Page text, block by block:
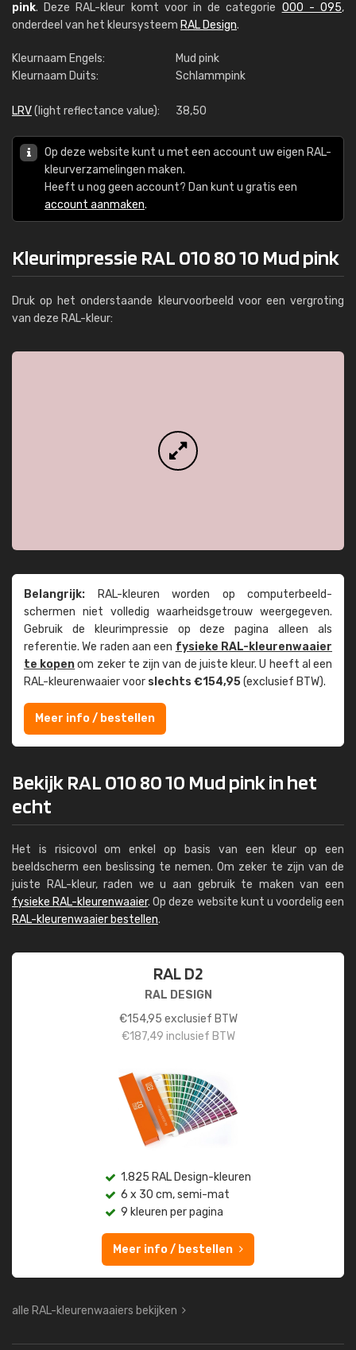
pink. Deze RAL-kleur komt voor in de categorie 000 - 095,
onderdeel van het kleursysteem RAL Design.
Kleurnaam Engels:
Mud pink
Kleurnaam Duits:
Schlammpink
LRV(light reflectance value): 38,50
Op deze website kunt u met een account uw eigen RAL-
kleurverzamelingen maken.
Heeft u nog geen account? Dan kunt u gratis een
account aanmaken.
Kleurimpressie RAL 010 80 10 Mud pink
Druk op het onderstaande kleurvoorbeeld voor een vergroting
van deze RAL-kleur:
Belangrijk: RAL-kleuren worden op computer­beeld­
schermen niet volledig waarheids­­getrouw weer­gegeven.
Gebruik de kleur­impressie op deze pagina alleen als
referentie. We raden aan een fysieke RAL-kleuren­waaier
te kopenom zeker te zijn van de juiste kleur. U heeft al een
RAL-kleuren­waaier voor slechts €154,95(exclusief BTW).
Meer info / bestellen
Bekijk RAL 010 80 10 Mud pink in het
echt
Het is risicovol om enkel op basis van een kleur op een
beeldscherm een beslissing te nemen. Om zeker te zijn van de
juiste RAL-kleur, raden we u aan gebruik te maken van een
fysieke RAL-kleurenwaaier. Op deze website kunt u voordelig een
RAL-kleurenwaaier bestellen.
RAL D2
RAL DESIGN
€154,95 exclusief BTW
€187,49 inclusief BTW
1.825 RAL Design-kleuren
6 x 30 cm, semi-mat
9 kleuren per pagina
Meer info / bestellen
alle RAL-kleurenwaaiers bekijken